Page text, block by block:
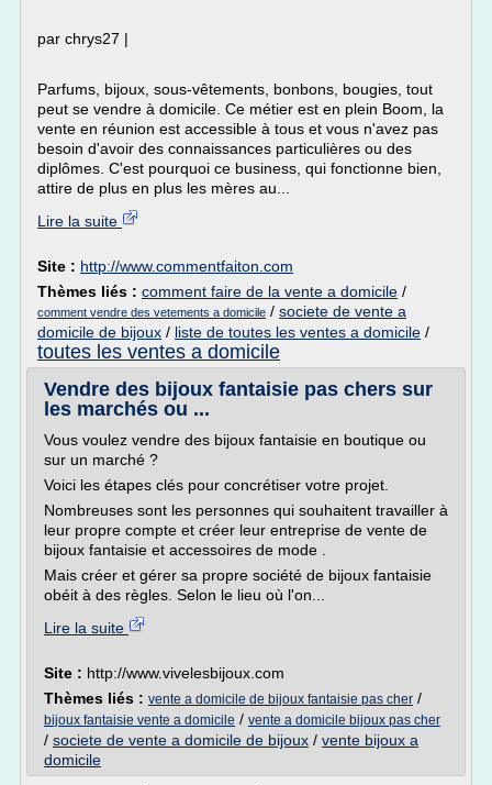
par chrys27 |
Parfums, bijoux, sous-vêtements, bonbons, bougies, tout
peut se vendre à domicile. Ce métier est en plein Boom, la
vente en réunion est accessible à tous et vous n'avez pas
besoin d'avoir des connaissances particulières ou des
diplômes. C'est pourquoi ce business, qui fonctionne bien,
attire de plus en plus les mères au...
Lire la suite
Site : http://www.commentfaiton.com
Thèmes liés : comment faire de la vente a domicile /
comment vendre des vetements a domicile / societe de vente a
domicile de bijoux / liste de toutes les ventes a domicile /
toutes les ventes a domicile
Vendre des bijoux fantaisie pas chers sur
les marchés ou ...
Vous voulez vendre des bijoux fantaisie en boutique ou
sur un marché ?
Voici les étapes clés pour concrétiser votre projet.
Nombreuses sont les personnes qui souhaitent travailler à
leur propre compte et créer leur entreprise de vente de
bijoux fantaisie et accessoires de mode .
Mais créer et gérer sa propre société de bijoux fantaisie
obéit à des règles. Selon le lieu où l'on...
Lire la suite
Site : http://www.vivelesbijoux.com
Thèmes liés : vente a domicile de bijoux fantaisie pas cher /
bijoux fantaisie vente a domicile / vente a domicile bijoux pas cher
/ societe de vente a domicile de bijoux / vente bijoux a
domicile